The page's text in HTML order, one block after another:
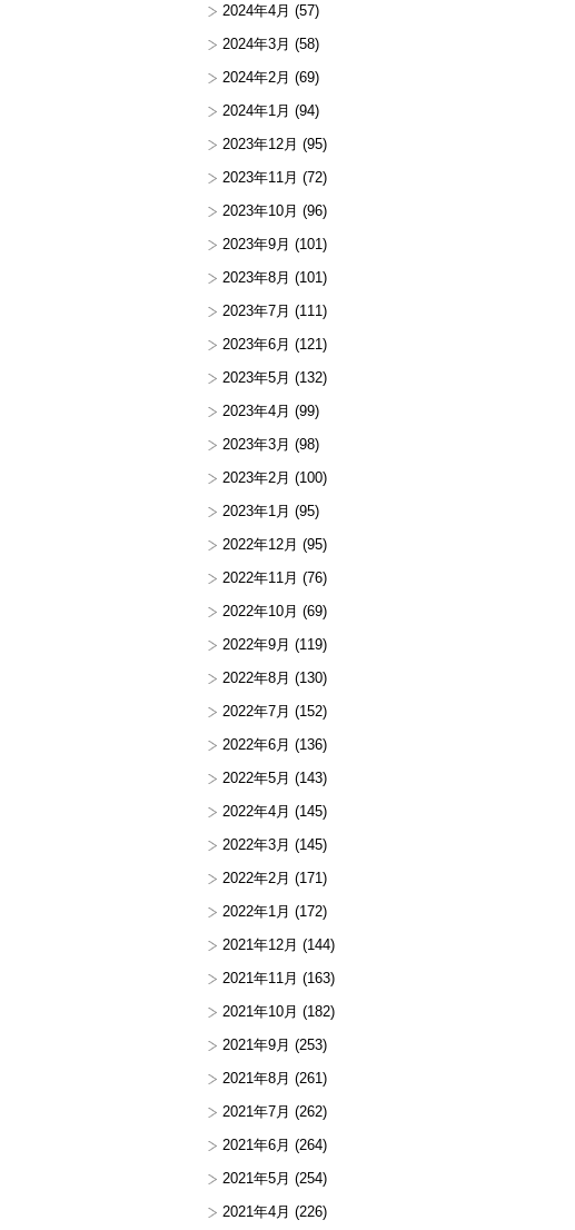
2024年4月 (57)
2024年3月 (58)
2024年2月 (69)
2024年1月 (94)
2023年12月 (95)
2023年11月 (72)
2023年10月 (96)
2023年9月 (101)
2023年8月 (101)
2023年7月 (111)
2023年6月 (121)
2023年5月 (132)
2023年4月 (99)
2023年3月 (98)
2023年2月 (100)
2023年1月 (95)
2022年12月 (95)
2022年11月 (76)
2022年10月 (69)
2022年9月 (119)
2022年8月 (130)
2022年7月 (152)
2022年6月 (136)
2022年5月 (143)
2022年4月 (145)
2022年3月 (145)
2022年2月 (171)
2022年1月 (172)
2021年12月 (144)
2021年11月 (163)
2021年10月 (182)
2021年9月 (253)
2021年8月 (261)
2021年7月 (262)
2021年6月 (264)
2021年5月 (254)
2021年4月 (226)